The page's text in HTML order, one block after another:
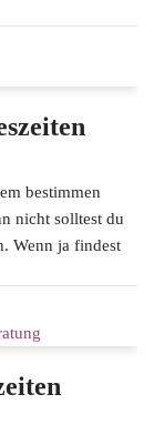
bestimmen
nicht solltest du
Wenn ja findest